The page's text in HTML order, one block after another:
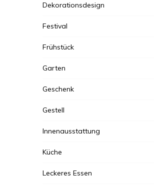
Dekorationsdesign
Festival
Frühstück
Garten
Geschenk
Gestell
Innenausstattung
Küche
Leckeres Essen